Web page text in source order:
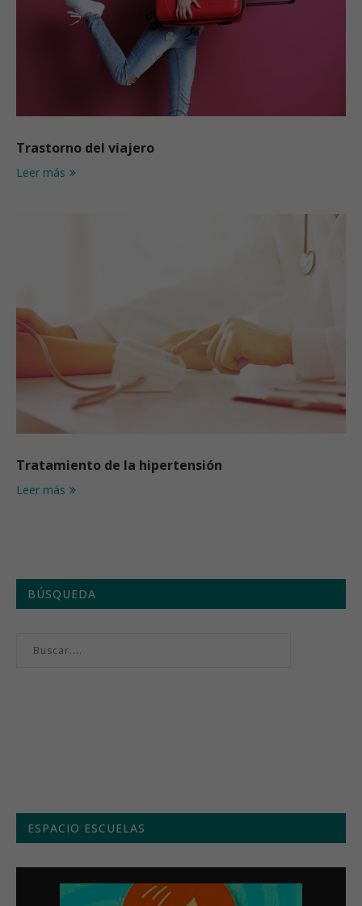
Trastorno del viajero
Leer más
Tratamiento de la hipertensión
Leer más
BÚSQUEDA
ESPACIO ESCUELAS